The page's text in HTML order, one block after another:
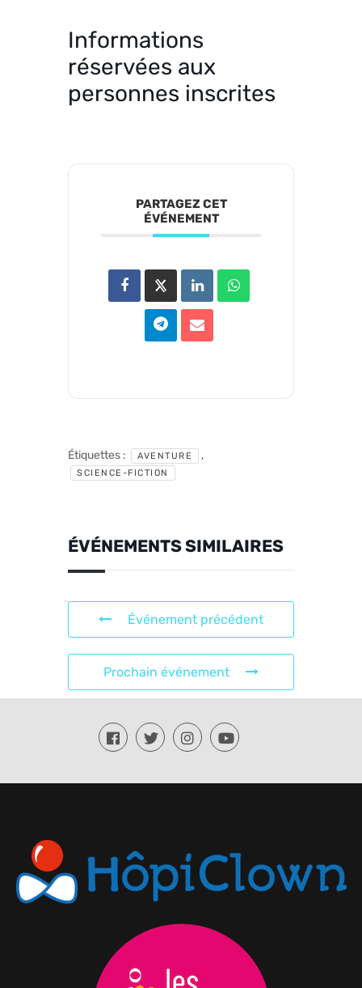
Informations
réservées aux
personnes inscrites
PARTAGEZ CET
ÉVÉNEMENT
Étiquettes : AVENTURE ,
SCIENCE-FICTION
ÉVÉNEMENTS SIMILAIRES
Événement précédent
Prochain événement